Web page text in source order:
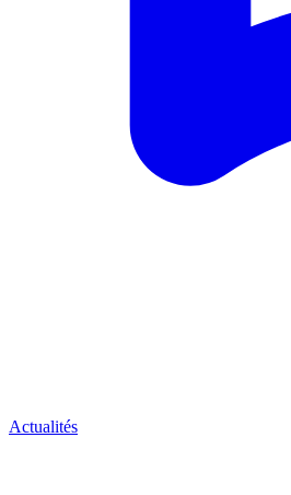
Actualités